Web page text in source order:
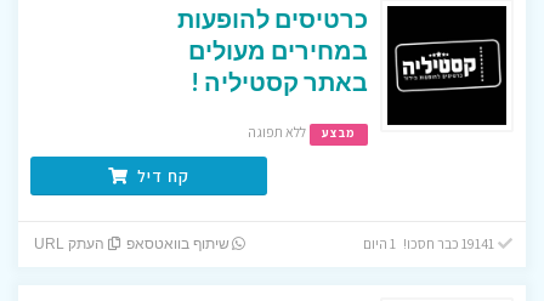
כרטיסים להופעות
במחירים מעולים
באתר קסטיליה !
מבצע ללא תפוגה
קח דיל
שיתוף בוואטסאפ העתק URL